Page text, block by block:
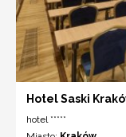
zaplecze
techniczne
oraz
kompleksową
obsługę
wydarzeń
biznesowych.
Hotel Saski
hotel *****